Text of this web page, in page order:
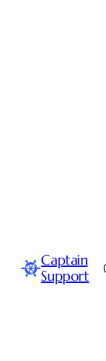
Captain
Support